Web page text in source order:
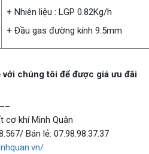
+ Nhiên liệu : LGP 0.82Kg/h
+ Đầu gas đường kính 9.5mm
chúng tôi để được giá ưu đãi
cơ khí Minh Quân
Bán lẻ: 07.98.98.37.37